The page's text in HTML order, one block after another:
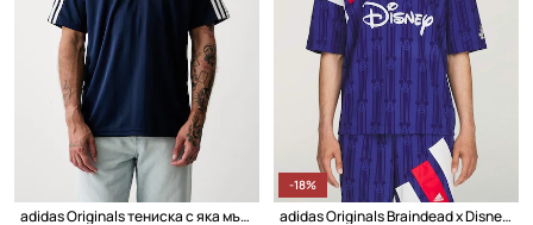
adidas Originals тениска с яка мъжка
-18%
adidas Originals Braindead x Disney тениска мъжка